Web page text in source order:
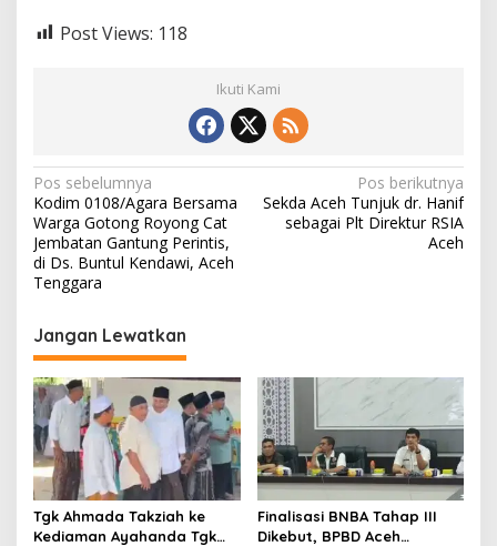
Post Views: 118
Ikuti Kami
N
a
v
i
a
s
i
p
o
s
Pos sebelumnya
Kodim 0108/Agara Bersama
Warga Gotong Royong Cat
Jembatan Gantung Perintis,
di Ds. Buntul Kendawi, Aceh
Tenggara
Pos berikutnya
Sekda Aceh Tunjuk dr. Hanif
sebagai Plt Direktur RSIA
Aceh
Jangan Lewatkan
Tgk Ahmada Takziah ke
Kediaman Ayahanda Tgk
Finalisasi BNBA Tahap III
Dikebut, BPBD Aceh